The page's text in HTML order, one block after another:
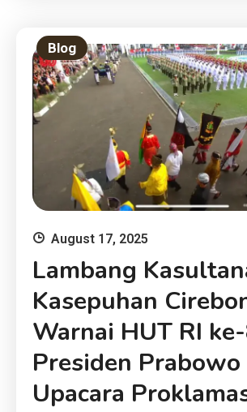
Blog
August 17, 2025
Lambang
Kasepuhan
Warnai HUT RI
Presiden
Upacara